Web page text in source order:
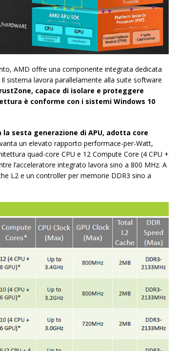
AMD offre una componente integrata dedicata
Il sistema lavora parallelamente alla suite software
capace di isolare e proteggere
è conforme con i sistemi Windows 10
la sesta generazione di APU, adotta core
un elevato rapporto performace-per-Watt,
quad-core CPU e 12 Compute Core (4 CPU +
l’acceleratore integrato lavora sino a 800 MHz. A
L2 e un controller per memorie DDR3 sino a